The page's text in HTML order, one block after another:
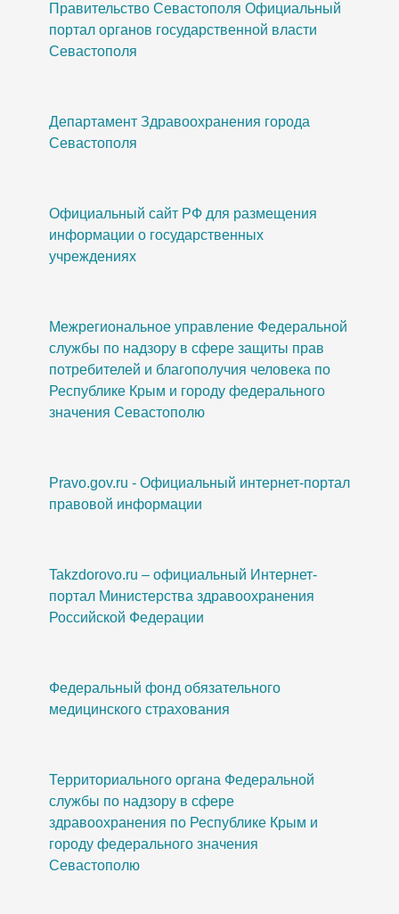
Правительство Севастополя Официальный
портал органов государственной власти
Севастополя
Департамент Здравоохранения города
Севастополя
Официальный сайт РФ для размещения
информации о государственных
учреждениях
Межрегиональное управление Федеральной
службы по надзору в сфере защиты прав
потребителей и благополучия человека по
Республике Крым и городу федерального
значения Севастополю
Pravo.gov.ru - Официальный интернет-портал
правовой информации
Takzdorovo.ru – официальный Интернет-
портал Министерства здравоохранения
Российской Федерации
Федеральный фонд обязательного
медицинского страхования
Территориального органа Федеральной
службы по надзору в сфере
здравоохранения по Республике Крым и
городу федерального значения
Севастополю